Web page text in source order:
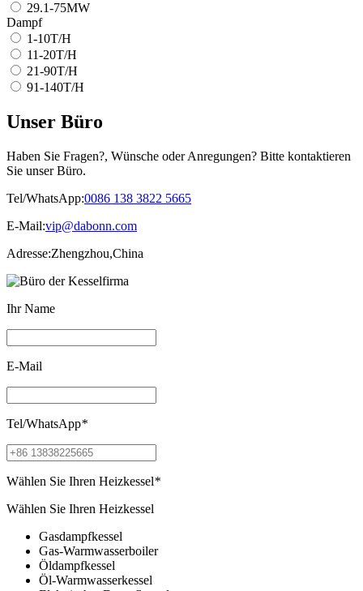
29.1-75MW
Dampf
1-10T/H
11-20T/H
21-90T/H
91-140T/H
Unser Büro
Haben Sie Fragen?, Wünsche oder Anregungen? Bitte kontaktieren
Sie unser Büro.
Tel/WhatsApp:0086 138 3822 5665
E-Mail:vip@dabonn.com
Adresse:Zhengzhou,China
Ihr Name
E-Mail
Tel/WhatsApp*
Wählen Sie Ihren Heizkessel*
Wählen Sie Ihren Heizkessel
Gasdampfkessel
Gas-Warmwasserboiler
Öldampfkessel
Öl-Warmwasserkessel